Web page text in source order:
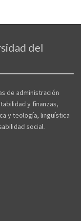
del
de administración
y finanzas,
y teología, lingüística
social.